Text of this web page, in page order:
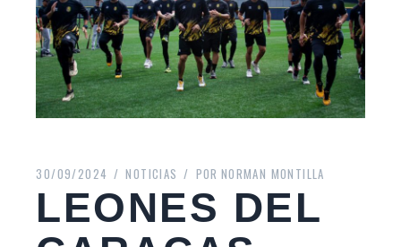
30/09/2024 NOTICIAS POR NORMAN MONTILLA
LEONES DEL